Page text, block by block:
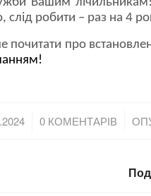
Вашим лічильникам!
слід робити – раз на 4
почитати про
0 КОМЕНТАРІВ
/